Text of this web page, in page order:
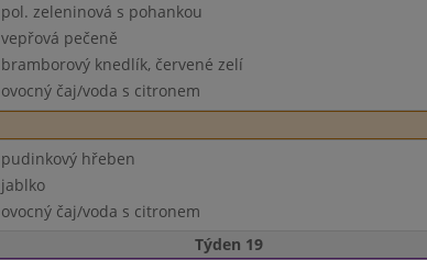
pol. zeleninová s pohankou
vepřová pečeně
bramborový knedlík, červené zelí
ovocný čaj/voda s citronem
pudinkový hřeben
jablko
ovocný čaj/voda s citronem
Týden 19